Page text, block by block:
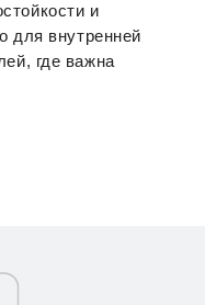
и
для внутренней
где важна